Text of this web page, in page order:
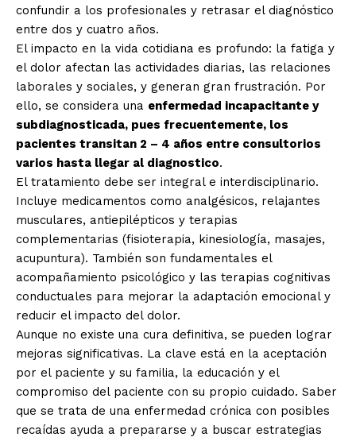
confundir a los profesionales y retrasar el diagnóstico
entre dos y cuatro años.
El impacto en la vida cotidiana es profundo: la fatiga y
el dolor afectan las actividades diarias, las relaciones
laborales y sociales, y generan gran frustración. Por
ello, se considera una enfermedad incapacitante y
subdiagnosticada, pues frecuentemente, los
pacientes transitan 2 – 4 años entre consultorios
varios hasta llegar al diagnostico.
El tratamiento debe ser integral e interdisciplinario.
Incluye medicamentos como analgésicos, relajantes
musculares, antiepilépticos y terapias
complementarias (fisioterapia, kinesiología, masajes,
acupuntura). También son fundamentales el
acompañamiento psicológico y las terapias cognitivas
conductuales para mejorar la adaptación emocional y
reducir el impacto del dolor.
Aunque no existe una cura definitiva, se pueden lograr
mejoras significativas. La clave está en la aceptación
por el paciente y su familia, la educación y el
compromiso del paciente con su propio cuidado. Saber
que se trata de una enfermedad crónica con posibles
recaídas ayuda a prepararse y a buscar estrategias